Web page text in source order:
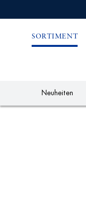
SORTIMENT
Neuheiten